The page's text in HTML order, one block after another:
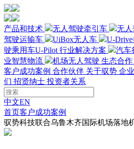
产品和技术 无人驾驶牵引车 无
驾驶运输车
UiBox无人车 U-
驶乘用车U-Pilot 行业解决方案 汽车
业智慧物流
机场无人驾驶 生态合作
客户成功案例 合作伙伴 关于驭势 企
们 招贤纳士 投资者关系
中文EN
首页客户成功案例
驭势科技联合乌鲁木齐国际机场落地